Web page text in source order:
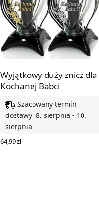
Wyjątkowy duży znicz dla
Kochanej Babci
Szacowany termin
dostawy: 8. sierpnia - 10.
sierpnia
64,99zł